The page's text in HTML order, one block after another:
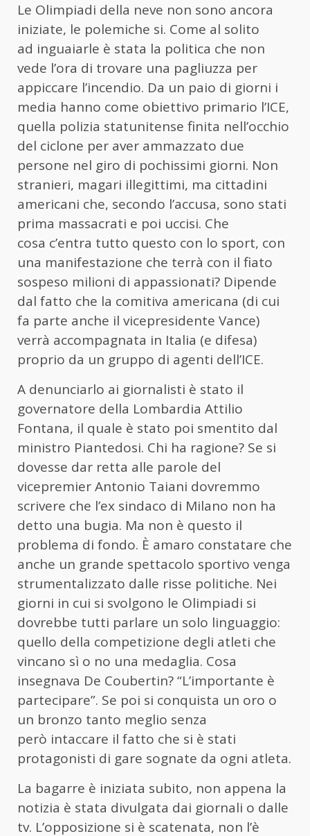
Le Olimpiadi della neve non sono ancora
iniziate, le polemiche si. Come al solito
ad inguaiarle è stata la politica che non
vede l’ora di trovare una pagliuzza per
appiccare l’incendio. Da un paio di giorni i
media hanno come obiettivo primario l’ICE,
quella polizia statunitense finita nell’occhio
del ciclone per aver ammazzato due
persone nel giro di pochissimi giorni. Non
stranieri, magari illegittimi, ma cittadini
americani che, secondo l’accusa, sono stati
prima massacrati e poi uccisi. Che
cosa c’entra tutto questo con lo sport, con
una manifestazione che terrà con il fiato
sospeso milioni di appassionati? Dipende
dal fatto che la comitiva americana (di cui
fa parte anche il vicepresidente Vance)
verrà accompagnata in Italia (e difesa)
proprio da un gruppo di agenti dell’ICE.
A denunciarlo ai giornalisti è stato il
governatore della Lombardia Attilio
Fontana, il quale è stato poi smentito dal
ministro Piantedosi. Chi ha ragione? Se si
dovesse dar retta alle parole del
vicepremier Antonio Taiani dovremmo
scrivere che l’ex sindaco di Milano non ha
detto una bugia. Ma non è questo il
problema di fondo. È amaro constatare che
anche un grande spettacolo sportivo venga
strumentalizzato dalle risse politiche. Nei
giorni in cui si svolgono le Olimpiadi si
dovrebbe tutti parlare un solo linguaggio:
quello della competizione degli atleti che
vincano sì o no una medaglia. Cosa
insegnava De Coubertin? “L’importante è
partecipare”. Se poi si conquista un oro o
un bronzo tanto meglio senza
però intaccare il fatto che si è stati
protagonisti di gare sognate da ogni atleta.
La bagarre è iniziata subito, non appena la
notizia è stata divulgata dai giornali o dalle
tv. L’opposizione si è scatenata, non l’è